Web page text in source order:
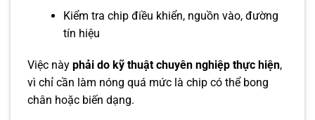
Kiểm tra chip điều khiển, nguồn vào, đường
tín hiệu
Việc này phải do kỹ thuật chuyên nghiệp thực hiện,
vì chỉ cần làm nóng quá mức là chip có thể bong
chân hoặc biến dạng.